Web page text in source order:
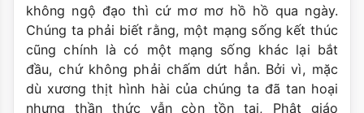
không ngộ đạo thì cứ mơ mơ hồ hồ qua ngày.
Chúng ta phải biết rằng, một mạng sống kết thúc
cũng chính là có một mạng sống khác lại bắt
đầu, chứ không phải chấm dứt hẳn. Bởi vì, mặc
dù xương thịt hình hài của chúng ta đã tan hoại
nhưng thần thức vẫn còn tồn tại, Phật giáo